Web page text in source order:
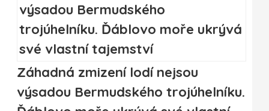
Záhadná zmizení lodí nejsou
výsadou Bermudského trojúhelníku.